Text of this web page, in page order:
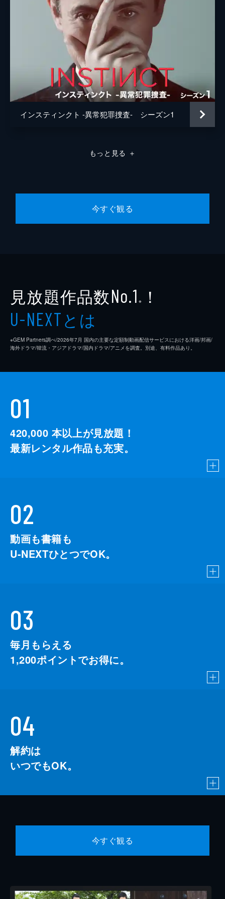
インスティンクト -異常犯罪捜査- シーズン1
もっと見る ＋
今すぐ観る
見放題作品数No.1 ※ ！
U-NEXTとは
※GEM Partners調べ/2026年7⽉ 国内の主要な定額制動画配信サービスにおける洋画/邦画/
海外ドラマ/韓流・アジアドラマ/国内ドラマ/アニメを調査。別途、有料作品あり。
01
420,000 本以上が見放題！
最新レンタル作品も充実。
02
動画も書籍も
U-NEXTひとつでOK。
03
毎月もらえる
1,200ポイントでお得に。
04
解約は
いつでもOK。
今すぐ観る